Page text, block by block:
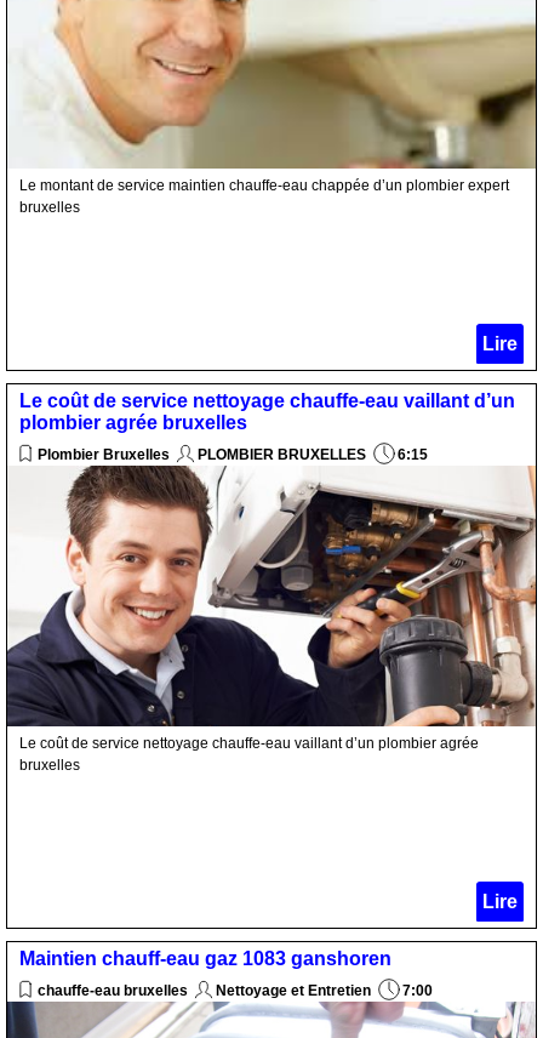
Le montant de service maintien chauffe-eau chappée d’un plombier expert
bruxelles
Lire
Le coût de service nettoyage chauffe-eau vaillant d’un
plombier agrée bruxelles
Plombier Bruxelles PLOMBIER BRUXELLES 6:15
Le coût de service nettoyage chauffe-eau vaillant d’un plombier agrée
bruxelles
Lire
Maintien chauff-eau gaz 1083 ganshoren
chauffe-eau bruxelles Nettoyage et Entretien 7:00